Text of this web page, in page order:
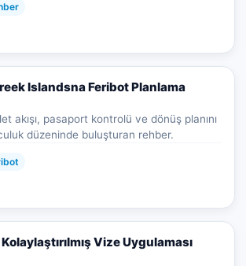
Islandsna Feribot Planlama
akışı, pasaport kontrolü ve dönüş planını
düzeninde buluşturan rehber.
Vize Uygulaması